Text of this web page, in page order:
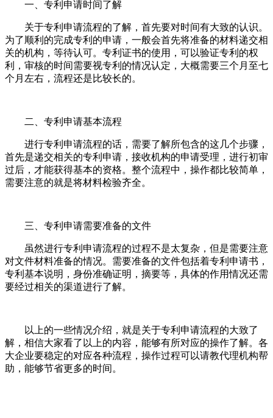
一、专利申请时间了解
关于专利申请流程的了解，首先要对时间有大致的认识。
为了顺利的完成专利的申请，一般会首先将准备的材料递交相
关的机构，等待认可。专利证书的使用，可以验证专利的权
利，审核的时间需要视专利的情况认定，大概需要三个月至七
个月左右，流程还是比较长的。
二、专利申请基本流程
进行专利申请流程的话，需要了解所包含的这几个步骤，
首先是递交相关的专利申请，接收机构的申请受理，进行初审
过后，才能获得基本的资格。整个流程中，操作都比较简单，
需要注意的就是将材料检验齐全。
三、专利申请需要准备的文件
虽然进行专利申请流程的过程不是太复杂，但是需要注意
对文件材料准备的情况。需要准备的文件包括着专利申请书，
专利基本说明，身份准确证明，摘要等，具体的作用情况还需
要经过相关的渠道进行了解。
以上的一些情况介绍，就是关于专利申请流程的大致了
解，相信大家看了以上的内容，能够有所对应的操作了解。各
大企业要稳定的对应各种流程，操作过程可以请教代理机构帮
助，能够节省更多的时间。